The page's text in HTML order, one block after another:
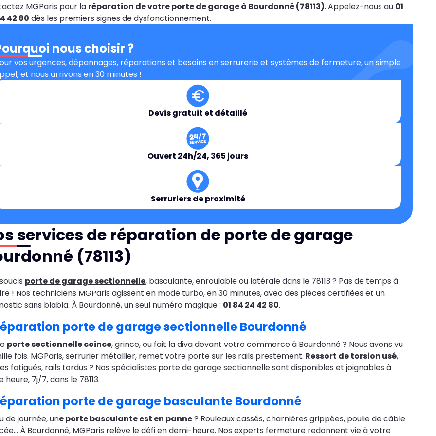
MGParis pour la réparation de votre porte de garage à Bourdonné (78113). Appelez-nous au 01
42 80 dès les premiers signes de dysfonctionnement.
nous choisir ?
vos urgences, dépannages, réparations et besoins en serrurerie et systèmes de fermeture, un simple
et nous arrivons en 30 minutes !
Devis gratuit et détaillé
Ouvert 24h/24, 365 jours
Serruriers de proximité
services de réparation de porte de garage
(78113)
porte de garage sectionnelle, basculante, enroulable ou latérale dans le 78113 ? Pas de temps à
! Nos techniciens MGParis agissent en mode turbo, en 30 minutes, avec des pièces certifiées et un
sans blabla. À Bourdonné, un seul numéro magique : 01 84 24 42 80.
porte de garage sectionnelle Bourdonné
porte sectionnelle coince, grince, ou fait la diva devant votre commerce à Bourdonné ? Nous avons vu
fois. MGParis, serrurier métallier, remet votre porte sur les rails prestement. Ressort de torsion usé,
fatigués, rails tordus ? Nos spécialistes porte de garage sectionnelle sont disponibles et joignables à
heure, 7j/7, dans le 78113.
porte de garage basculante Bourdonné
de journée, une porte basculante est en panne? Rouleaux cassés, charnières grippées, poulie de câble
À Bourdonné, MGParis relève le défi en demi-heure. Nos experts fermeture redonnent vie à votre